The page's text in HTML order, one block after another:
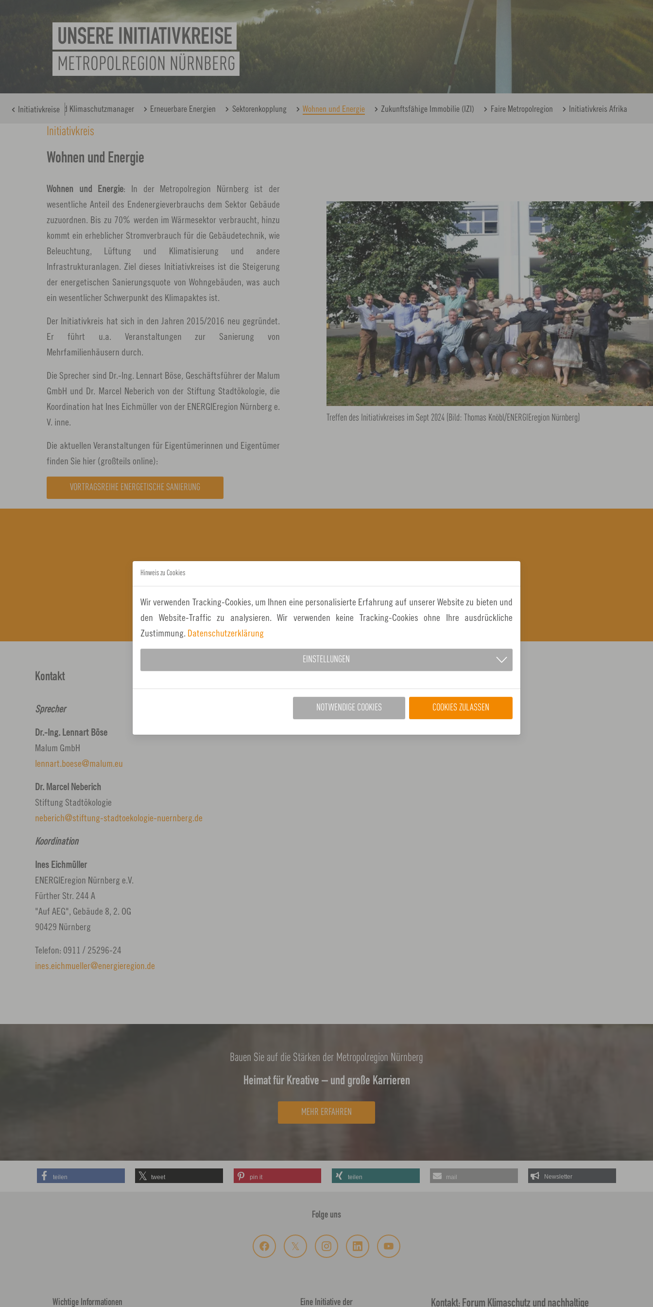
UNSERE INITIATIVKREISE
METROPOLREGION NÜRNBERG
Initiativkreiseund Klimaschutzmanager Erneuerbare Energien Sektorenkopplung Wohnen und Energie Zukunftsfähige Immobilie (IZI) Faire Metropolregion Initiativkreis Afrika
Treffen des Initiativkreises im Sept 2024 (Bild: Thomas Knöbl/ENERGIEregion Nürnberg)
Wohnen und Energie
Initiativkreis
Wohnen und Energie: In der Metropolregion Nürnberg ist der
wesentliche Anteil des Endenergieverbrauchs dem Sektor Gebäude
zuzuordnen. Bis zu 70% werden im Wärmesektor verbraucht, hinzu
kommt ein erheblicher Stromverbrauch für die Gebäudetechnik, wie
Beleuchtung, Lüftung und Klimatisierung und andere
Infrastrukturanlagen. Ziel dieses Initiativkreises ist die Steigerung
der energetischen Sanierungsquote von Wohngebäuden, was auch
ein wesentlicher Schwerpunkt des Klimapaktes ist.
Der Initiativkreis hat sich in den Jahren 2015/2016 neu gegründet.
Er führt u.a. Veranstaltungen zur Sanierung von
Mehrfamilienhäusern durch.
Die Sprecher sind Dr.-Ing. Lennart Böse, Geschäftsführer der Malum
GmbH und Dr. Marcel Neberich von der Stiftung Stadtökologie, die
Koordination hat Ines Eichmüller von der ENERGIEregion Nürnberg e.
V. inne.
Die aktuellen Veranstaltungen für Eigentümerinnen und Eigentümer
finden Sie hier (großteils online):
VORTRAGSREIHE ENERGETISCHE SANIERUNG
Kontakt
Sprecher
Dr.-Ing. Lennart Böse
Malum GmbH
lennart.boese
malum.eu
Dr. Marcel Neberich
Stiftung Stadtökologie
neberich
stiftung-stadtoekologie-nuernberg.de
Koordination
Ines Eichmüller
ENERGIEregion Nürnberg e.V.
Fürther Str. 244 A
"Auf AEG", Gebäude 8, 2. OG
90429 Nürnberg
Telefon: 0911 / 25296-24
ines.eichmueller
energieregion.de
Heimat für Kreative – und große Karrieren
Bauen Sie auf die Stärken der Metropolregion Nürnberg
MEHR ERFAHREN
teilen tweet pin it teilen mail
Folge uns
Wichtige Informationen Eine Initiative der Kontakt: Forum Klimaschutz und nachhaltige
Hinweis zu Cookies
Wir verwenden Tracking-Cookies, um Ihnen eine personalisierte Erfahrung auf unserer Website zu bieten und
den Website-Traffic zu analysieren. Wir verwenden keine Tracking-Cookies ohne Ihre ausdrückliche
Zustimmung. Datenschutzerklärung
EINSTELLUNGEN
NOTWENDIGE COOKIES COOKIES ZULASSEN